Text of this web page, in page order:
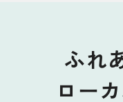
ふれ
ロー